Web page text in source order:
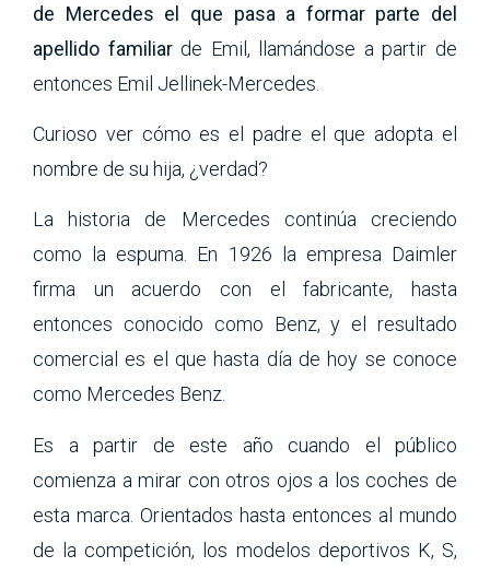
de Mercedes el que pasa a formar parte del
apellido familiarde Emil, llamándose a partir de
entonces Emil Jellinek-Mercedes.
Curioso ver cómo es el padre el que adopta el
nombre de su hija, ¿verdad?
La historia de Mercedes continúa creciendo
como la espuma. En 1926 la empresa Daimler
firma un acuerdo con el fabricante, hasta
entonces conocido como Benz, y el resultado
comercial es el que hasta día de hoy se conoce
como Mercedes Benz.
Es a partir de este año cuando el público
comienza a mirar con otros ojos a los coches de
esta marca. Orientados hasta entonces al mundo
de la competición, los modelos deportivos K, S,